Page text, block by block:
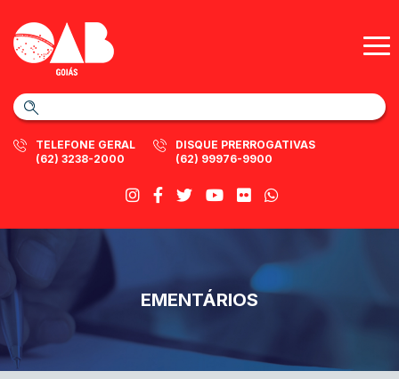
TELEFONE GERAL
(62) 3238-2000
DISQUE PRERROGATIVAS
(62) 99976-9900
EMENTÁRIOS